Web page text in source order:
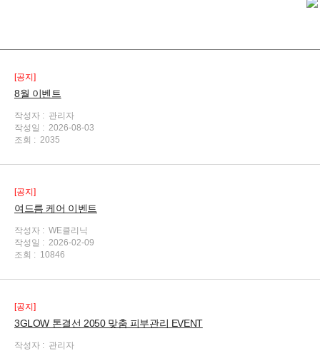
[공지]
8월 이벤트
작성자 : 관리자
작성일 : 2026-08-03
조회 : 2035
[공지]
여드름 케어 이벤트
작성자 : WE클리닉
작성일 : 2026-02-09
조회 : 10846
[공지]
3GLOW 톤결선 2050 맞춤 피부관리 EVENT
작성자 : 관리자